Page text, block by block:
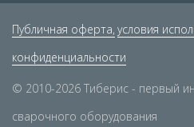
Публичная оферта, условия
конфиденциальности
© 2010-2026 Тиберис - первый
сварочного оборудования